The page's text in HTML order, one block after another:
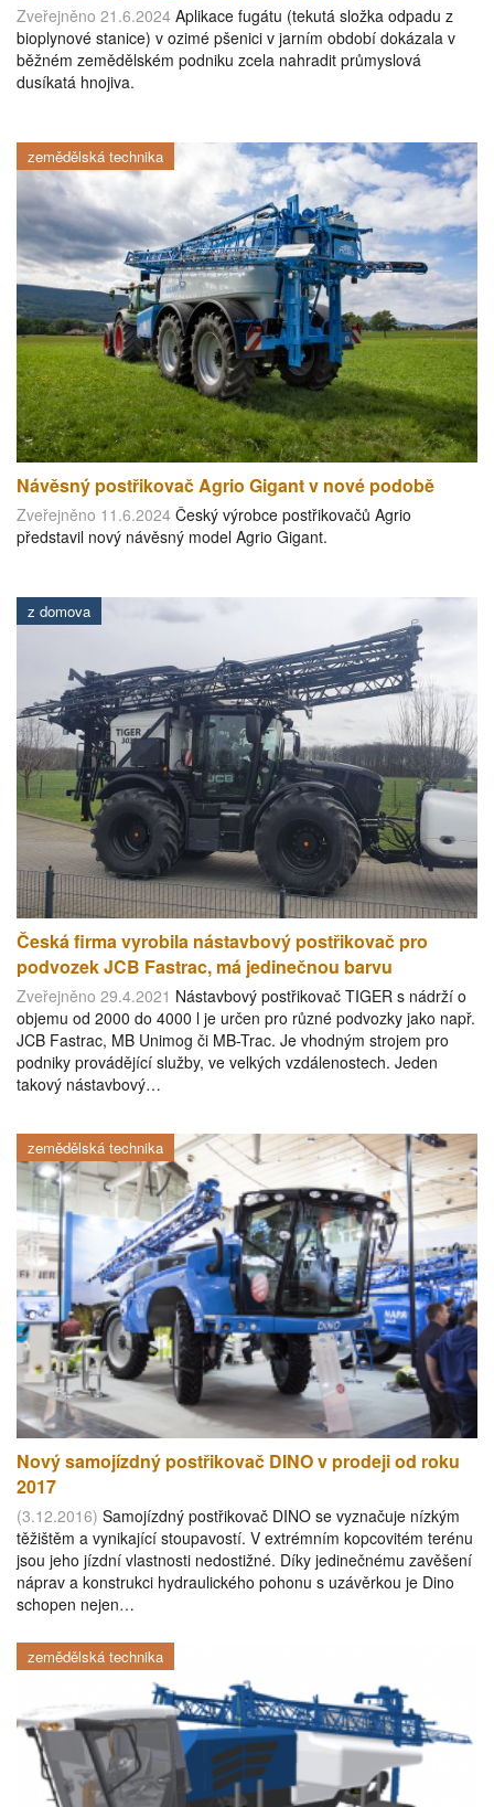
Zveřejněno 21.6.2024 Aplikace fugátu (tekutá složka odpadu z
bioplynové stanice) v ozimé pšenici v jarním období dokázala v
běžném zemědělském podniku zcela nahradit průmyslová
dusíkatá hnojiva.
zemědělská technika
Návěsný postřikovač Agrio Gigant v nové podobě
Zveřejněno 11.6.2024 Český výrobce postřikovačů Agrio
představil nový návěsný model Agrio Gigant.
z domova
Česká firma vyrobila nástavbový postřikovač pro
podvozek JCB Fastrac, má jedinečnou barvu
Zveřejněno 29.4.2021 Nástavbový postřikovač TIGER s nádrží o
objemu od 2000 do 4000 l je určen pro různé podvozky jako např.
JCB Fastrac, MB Unimog či MB-Trac. Je vhodným strojem pro
podniky provádějící služby, ve velkých vzdálenostech. Jeden
takový nástavbový…
zemědělská technika
Nový samojízdný postřikovač DINO v prodeji od roku
2017
(3.12.2016) Samojízdný postřikovač DINO se vyznačuje nízkým
těžištěm a vynikající stoupavostí. V extrémním kopcovitém terénu
jsou jeho jízdní vlastnosti nedostižné. Díky jedinečnému zavěšení
náprav a konstrukci hydraulického pohonu s uzávěrkou je Dino
schopen nejen…
zemědělská technika